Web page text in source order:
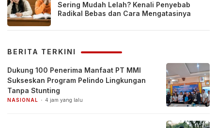
Sering Mudah Lelah? Kenali Penyebab
Radikal Bebas dan Cara Mengatasinya
BERITA TERKINI
Dukung 100 Penerima Manfaat PT MMI
Sukseskan Program Pelindo Lingkungan
Tanpa Stunting
NASIONAL 4 jam yang lalu